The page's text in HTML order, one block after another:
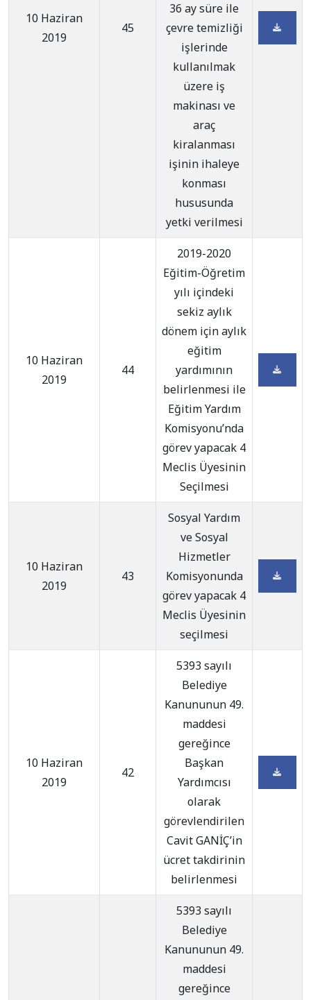
10 Haziran
2019
45
36 ay süre ile
çevre temizliği
işlerinde
kullanılmak
üzere iş
makinası ve
araç
kiralanması
işinin ihaleye
konması
hususunda
yetki verilmesi
10 Haziran
2019
44
2019-2020
Eğitim-Öğretim
yılı içindeki
sekiz aylık
dönem için aylık
eğitim
yardımının
belirlenmesi ile
Eğitim Yardım
Komisyonu’nda
görev yapacak 4
Meclis Üyesinin
Seçilmesi
10 Haziran
2019
43
Sosyal Yardım
ve Sosyal
Hizmetler
Komisyonunda
görev yapacak 4
Meclis Üyesinin
seçilmesi
10 Haziran
2019
42
5393 sayılı
Belediye
Kanununun 49.
maddesi
gereğince
Başkan
Yardımcısı
olarak
görevlendirilen
Cavit GANİÇ’in
ücret takdirinin
belirlenmesi
5393 sayılı
Belediye
Kanununun 49.
maddesi
gereğince